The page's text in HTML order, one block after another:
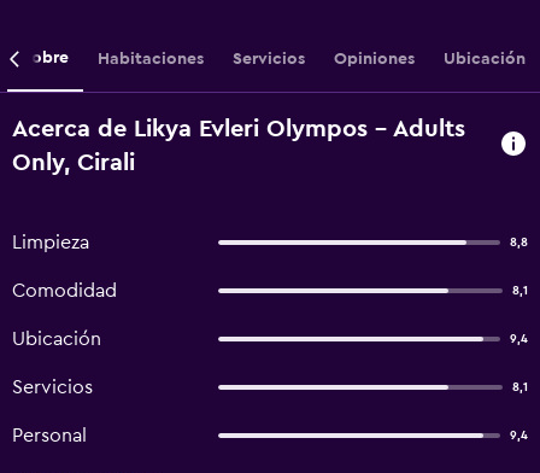
Sobre Habitaciones Servicios Opiniones Ubicación
Acerca de Likya Evleri Olympos - Adults
Only, Cirali
Limpieza 8,8
Comodidad 8,1
Ubicación 9,4
Servicios 8,1
Personal 9,4